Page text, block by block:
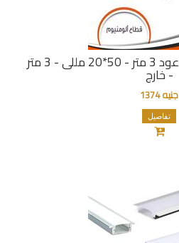
قطاع الومنيوم بالغطاء عود 3 متر - 50*20 مللى - 3 متر
- خارج
جنيه 1374
تفاصيل